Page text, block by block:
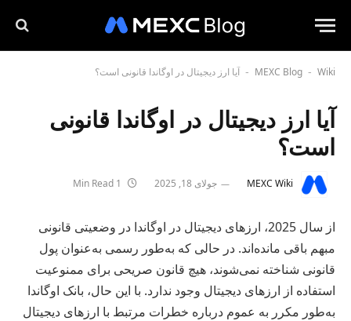
MEXC Blog - Wiki
- آیا ارز دیجیتال در اوگاندا قانونی است؟
آیا ارز دیجیتال در اوگاندا قانونی
است؟
MEXC Wiki جولای 18, 2025
از سال 2025، ارزهای دیجیتال در اوگاندا در وضعیتی قانونی
مبهم باقی مانده‌اند. در حالی که به‌طور رسمی به‌عنوان پول
قانونی شناخته نمی‌شوند، هیچ قانون صریحی برای ممنوعیت
استفاده از ارزهای دیجیتال وجود ندارد. با این حال، بانک اوگاندا
به‌طور مکرر به عموم درباره خطرات مرتبط با ارزهای دیجیتال